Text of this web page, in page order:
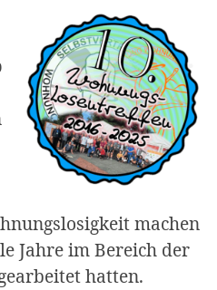
machen
Jahre im Bereich der
hatten.